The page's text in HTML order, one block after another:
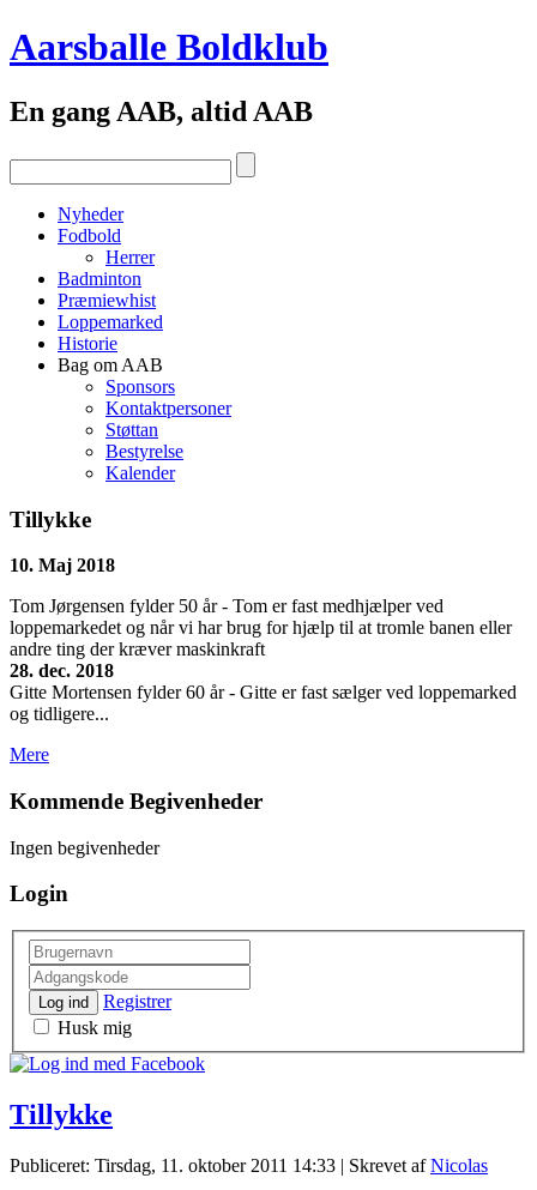
Aarsballe Boldklub
En gang AAB, altid AAB
Nyheder
Fodbold
Herrer
Badminton
Præmiewhist
Loppemarked
Historie
Bag om AAB
Sponsors
Kontaktpersoner
Støttan
Bestyrelse
Kalender
Tillykke
10. Maj 2018
Tom Jørgensen fylder 50 år - Tom er fast medhjælper ved
loppemarkedet og når vi har brug for hjælp til at tromle banen eller
andre ting der kræver maskinkraft
28. dec. 2018
Gitte Mortensen fylder 60 år - Gitte er fast sælger ved loppemarked
og tidligere...
Mere
Kommende Begivenheder
Ingen begivenheder
Login
Log ind
Registrer
Husk mig
Tillykke
Publiceret: Tirsdag, 11. oktober 2011 14:33 | Skrevet afNicolas